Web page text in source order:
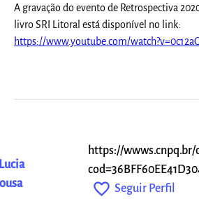
A gravação do evento de Retrospectiva
livro SRI Litoral está disponível no link:
https://www.youtube.com/
https://wwws.cnpq.br/
favorite_outline Seguir Perfil